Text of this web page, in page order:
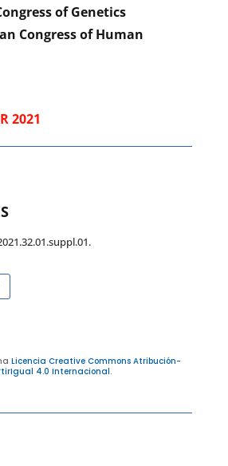
of Genetics
Congress of Human
2021
.
Licencia Creative Commons Atribución-
4.0 Internacional.